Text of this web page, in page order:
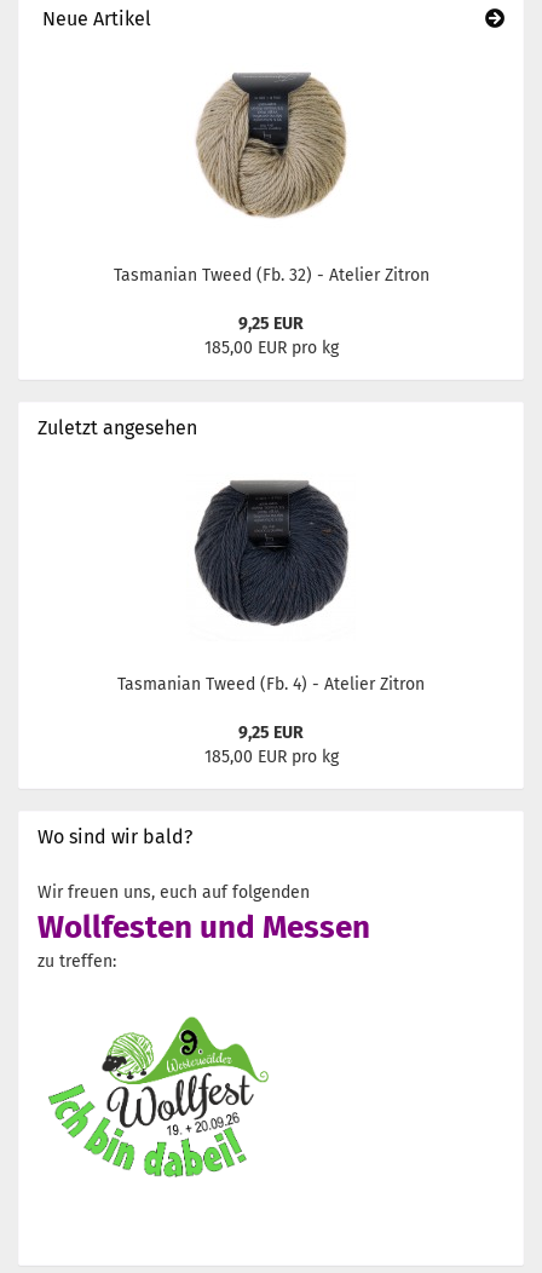
Neue Artikel
Tasmanian Tweed (Fb. 32) - Atelier Zitron
9,25 EUR
185,00 EUR pro kg
Zuletzt angesehen
Tasmanian Tweed (Fb. 4) - Atelier Zitron
9,25 EUR
185,00 EUR pro kg
Wo sind wir bald?
Wir freuen uns, euch auf folgenden
Wollfesten und Messen
zu treffen: